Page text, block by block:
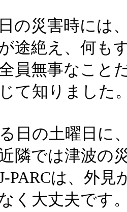
の災害時には
途絶え、何も
員無事なこと
て知りました
日の土曜日に
隣では津波の
PARCは、外
く大丈夫です